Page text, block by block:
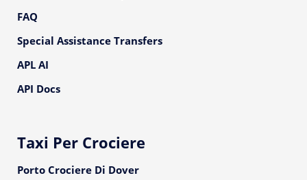
FAQ
Special Assistance Transfers
APL AI
API Docs
Taxi Per Crociere
Porto Crociere Di Dover